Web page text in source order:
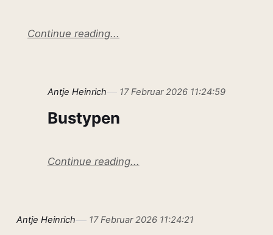
Continue reading...
Antje Heinrich 17 Februar 2026 11:24:59
Bustypen
Continue reading...
Antje Heinrich 17 Februar 2026 11:24:21